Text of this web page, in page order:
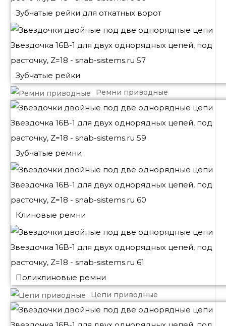
Зубчатые рейки для откатных ворот
Зубчатые рейки
Ремни приводные
Зубчатые ремни
Клиновые ремни
Поликлиновые ремни
Цепи приводные